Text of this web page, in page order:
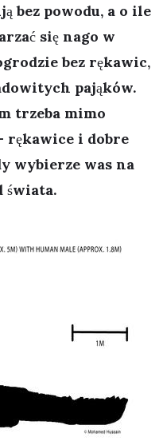
bez powodu, a o ile
się nago w
bez rękawic,
pająków.
trzeba mimo
rękawice i dobre
wybierze was na
świata.